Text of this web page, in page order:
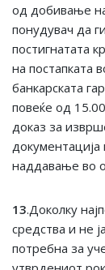
од добивање
понудувач да
постигнатата
на постапката
банкарската
повеќе од
доказ за
документација
наддавање во
13.Доколку
средства и не
потребна за